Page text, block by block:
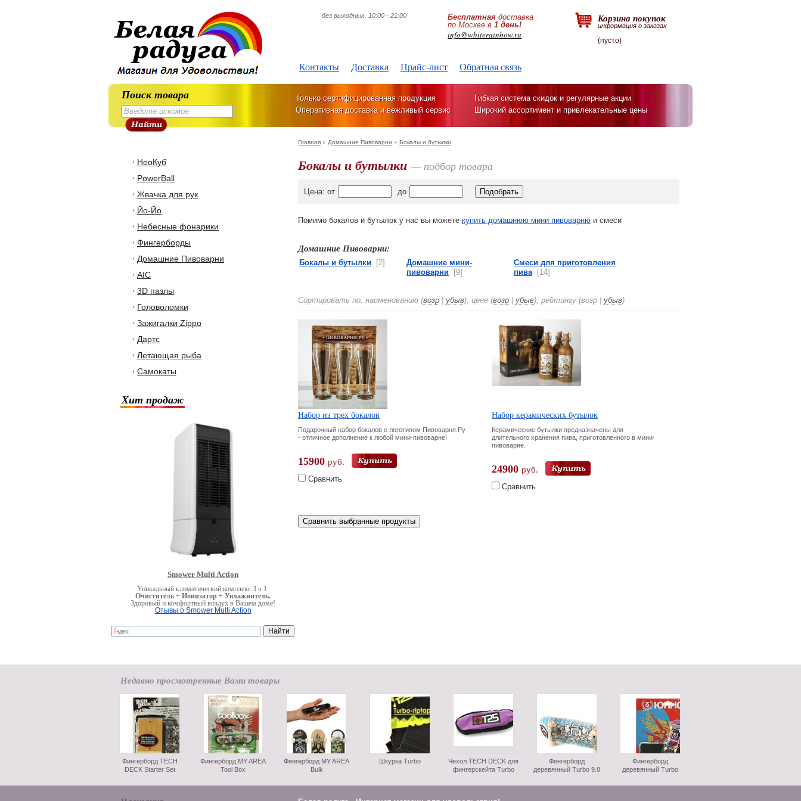
Контакты Доставка Прайс-лист Обратная связь
без выходных. 10:00 - 21:00 Бесплатная доставка
по Москве в 1 день!
info@whiterainbow.ru
Корзина покупок
информация о заказах
(пусто)
Поиск товара Только сертифицированная продукция
Гибкая система скидок и регулярные акции
Оперативная доставка и вежливый сервис
Широкий ассортимент и привлекательные цены
НеоКуб
PowerBall
Жвачка для рук
Йо-Йо
Небесные фонарики
Фингерборды
Домашние Пивоварни
AIC
3D пазлы
Головоломки
Зажигалки Zippo
Дартс
Летающая рыба
Самокаты
Хит продаж
Smower Multi Action
Уникальный климатический комплекс 3 в 1:
Очиститель + Ионизатор + Увлажнитель.
Здоровый и комфортный воздух в Вашем доме!
Отывы о Smower Multi Action
Главная » Домашние Пивоварни » Бокалы и бутылки
Бокалы и бутылки — подбор товара
Цена: от до
Помимо бокалов и бутылок у нас вы можете купить домашнюю мини пивоварню и смеси
Домашние Пивоварни:
Бокалы и бутылки [2]
Домашние мини-
пивоварни [9]
Смеси для приготовления
пива[14]
Сортировать по: наименованию (возр убыв), цене (возр убыв), рейтингу (возр | убыв)
Набор из трех бокалов
Подарочный набор бокалов с логотипом Пивоварня.Ру
- отличное дополнение к любой мини-пивоварне!
15900 руб.
Сравнить
Набор керамических бутылок
Керамические бутылки предназначены для
длительного хранения пива, приготовленного в мини-
пивоварне.
24900 руб.
Сравнить
Недавно просмотренные Вами товары
Фингерборд TECH
DECK Starter Set
Фингерборд MY AREA
Tool Box
Фингерборд MY AREA
Bulk
Шкурка Turbo
Чехол TECH DECK для
фингерскейта Turbo
Фингерборд
деревянный Turbo 9.8
Фингерборд
деревянный Turbo